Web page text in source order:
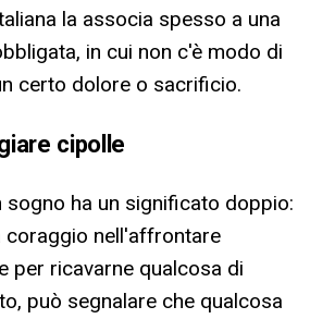
la associa spesso a una
in cui non c'è modo di
certo dolore o sacrificio.
cipolle
sogno ha un significato doppio:
coraggio nell'affrontare
per ricavarne qualcosa di
può segnalare che qualcosa